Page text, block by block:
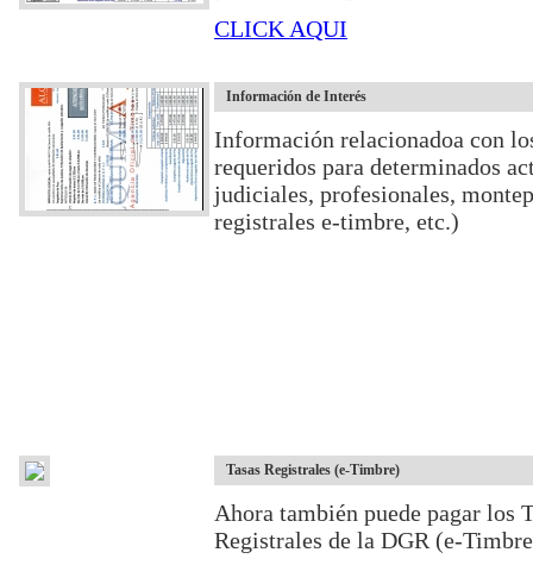
CLICK AQUI
Información de Interés
Información relacionadoa con
requeridos para determinados
judiciales, profesionales,
registrales e-timbre, etc.)
Tasas Registrales (e-Timbre)
Ahora también puede pagar los
Registrales de la DGR (e-